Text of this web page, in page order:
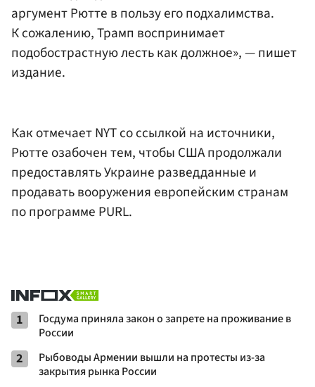
аргумент Рютте в пользу его подхалимства.
К сожалению, Трамп воспринимает
подобострастную лесть как должное», — пишет
издание.
Как отмечает NYT со ссылкой на источники,
Рютте озабочен тем, чтобы США продолжали
предоставлять Украине разведданные и
продавать вооружения европейским странам
по программе PURL.
1
Госдума приняла закон о запрете на проживание в
России
2
Рыбоводы Армении вышли на протесты из-за
закрытия рынка России